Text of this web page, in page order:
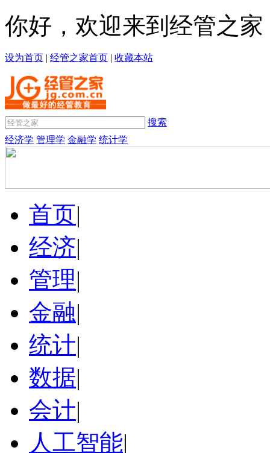
你好，欢迎来到经管之家
设为首页 | 经管之家首页 | 收藏本站
搜索
经济学 管理学 金融学 统计学
首页|
经济|
管理|
金融|
统计|
数据|
会计|
人工智能|